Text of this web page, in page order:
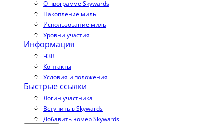
О программе Skywards
Накопление миль
Использование миль
Уровни участия
Информация
ЧЗВ
Контакты
Условия и положения
Быстрые ссылки
Логин участника
Вступить в Skywards
Добавить номер Skywards